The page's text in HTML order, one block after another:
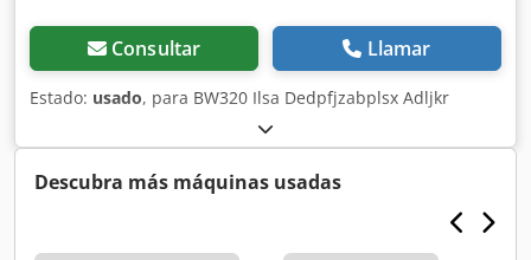
Consultar Llamar
Estado: usado, para BW320 Ilsa Dedpfjzabplsx Adljkr
Descubra más máquinas usadas